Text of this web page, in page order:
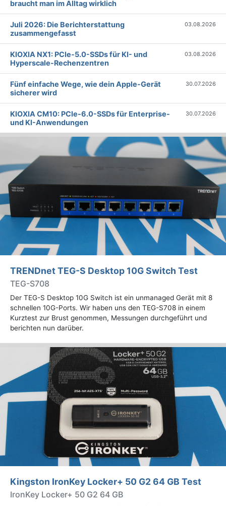
braucht man im Alltag wirklich
Juli 2026: Die Bericht­erstattung
zusammengefasst
03.08.2026
KIOXIA NX1: PCIe-5.0-SSDs für KI- und
Hyperscale-Rechenzentren
03.08.2026
Fünf einfache Wege, wie dein Apple-Gerät
sicherer wird
30.07.2026
KIOXIA CM10: PCIe-6.0-SSDs für Enterprise-
und KI-Anwendungen
30.07.2026
TRENDnet TEG-S Desktop 10G Switch Test
TEG-S708
Der TEG-S Desktop 10G Switch ist ein unmanaged Gerät mit 8
schnellen 10G-Ports. Wir haben uns den TEG-S708 in einem
Kurztest zur Brust genommen, Messungen durchgeführt und
berichten nun darüber.
Kingston IronKey Locker+ 50 G2 64 GB Test
IronKey Locker+ 50 G2 64 GB